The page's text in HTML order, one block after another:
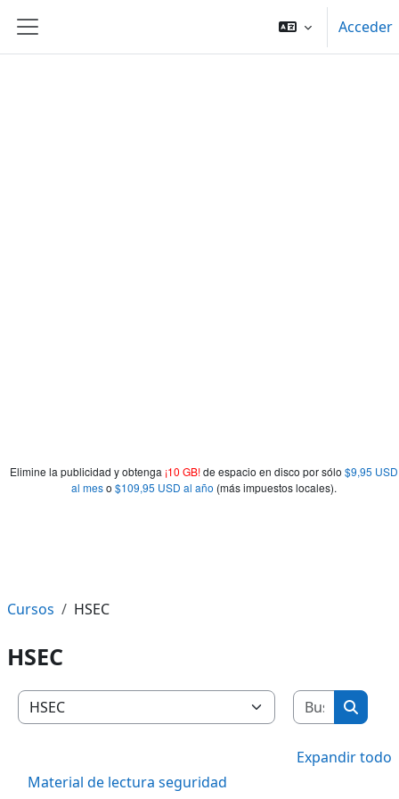
Elimine la publicidad y obtenga ¡10 GB!de espacio en disco por sólo $9,95 USD
al meso $109,95 USD al año (más impuestos locales).
Panel lateral
Acceder
Cursos HSEC
HSEC
Categorías
Buscar
Expandir todo
Material de lectura seguridad